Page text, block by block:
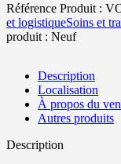
Référence Produit :
et logistiqueSoins et
produit : Neuf
Description
Localisation
À propos du
Autres produits
Description